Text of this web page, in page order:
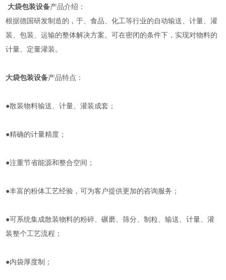
大袋包装设备产品介绍：
根据德国研发制造的，于、食品、化工等行业的自动输送、计量、灌
装、包装、运输的整体解决方案。可在密闭的条件下，实现对物料的
计量、定量灌装。
大袋包装设备产品特点：
●散装物料输送、计量、灌装成套；
●精确的计量精度；
●注重节省能源和整合空间；
●丰富的粉体工艺经验，可为客户提供更加的咨询服务；
●可系统集成散装物料的粉碎、碾磨、筛分、制粒、输送、计量、灌
装整个工艺流程；
●内袋厚度制；